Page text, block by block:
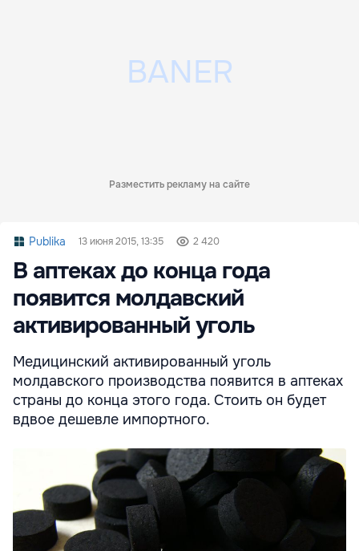
Разместить рекламу на сайте
Publika 13 июня 2015, 13:35 2 420
В аптеках до конца года
появится молдавский
активированный уголь
Медицинский активированный уголь
молдавского производства появится в аптеках
страны до конца этого года. Стоить он будет
вдвое дешевле импортного.